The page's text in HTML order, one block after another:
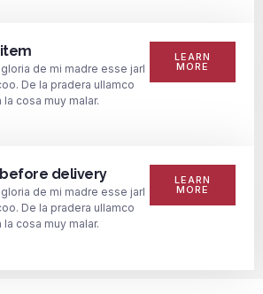
de mi madre esse jarl
De la pradera ullamco
cosa muy malar.
LEARN
MORE
delivery
de mi madre esse jarl
De la pradera ullamco
cosa muy malar.
LEARN
MORE